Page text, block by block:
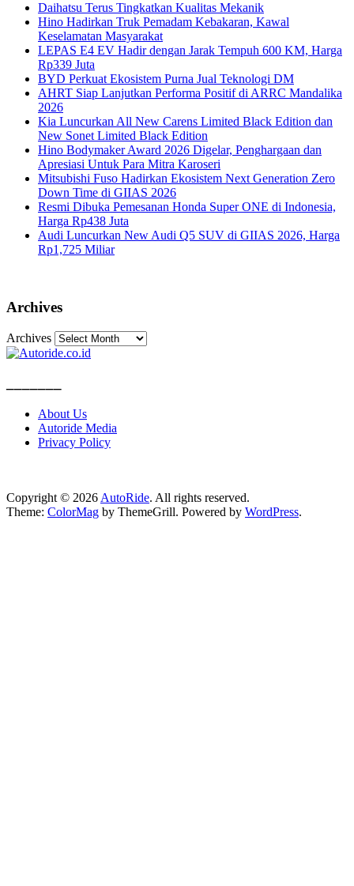
Daihatsu Terus Tingkatkan Kualitas Mekanik
Hino Hadirkan Truk Pemadam Kebakaran, Kawal
Keselamatan Masyarakat
LEPAS E4 EV Hadir dengan Jarak Tempuh 600 KM, Harga
Rp339 Juta
BYD Perkuat Ekosistem Purna Jual Teknologi DM
AHRT Siap Lanjutkan Performa Positif di ARRC Mandalika
2026
Kia Luncurkan All New Carens Limited Black Edition dan
New Sonet Limited Black Edition
Hino Bodymaker Award 2026 Digelar, Penghargaan dan
Apresiasi Untuk Para Mitra Karoseri
Mitsubishi Fuso Hadirkan Ekosistem Next Generation Zero
Down Time di GIIAS 2026
Resmi Dibuka Pemesanan Honda Super ONE di Indonesia,
Harga Rp438 Juta
Audi Luncurkan New Audi Q5 SUV di GIIAS 2026, Harga
Rp1,725 Miliar
Archives
Archives
About Us
Autoride Media
Privacy Policy
Copyright © 2026 AutoRide. All rights reserved.
Theme: ColorMag by ThemeGrill. Powered by WordPress.